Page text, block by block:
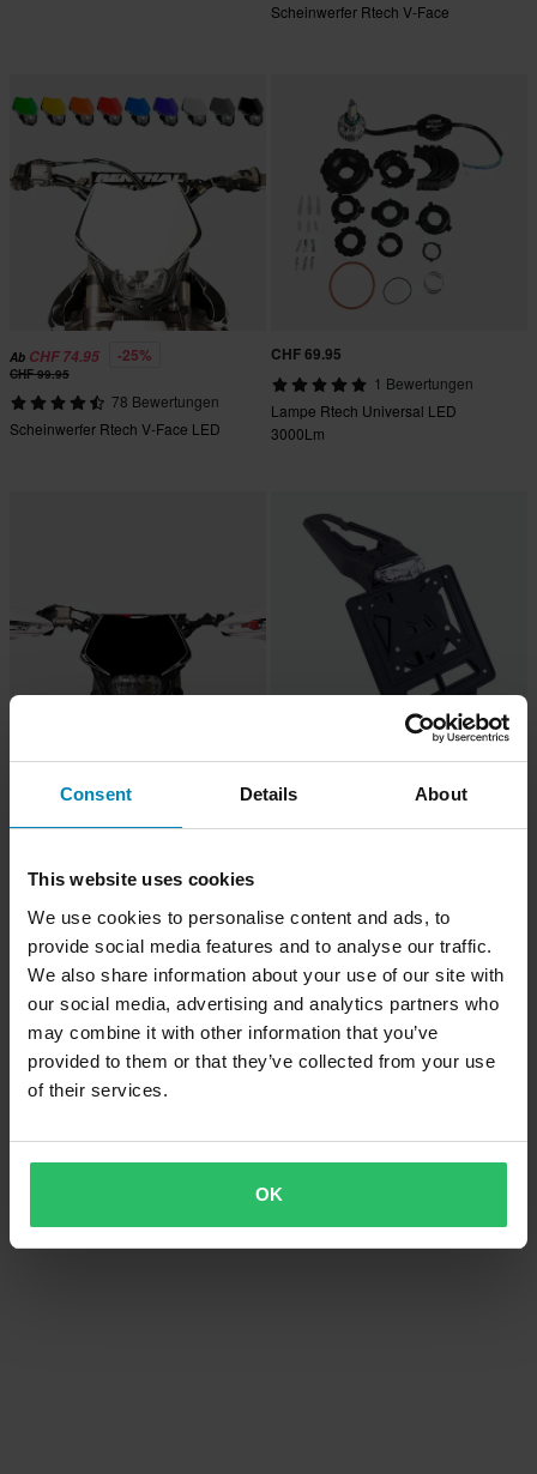
Consent Details About
This website uses cookies
We use cookies to personalise content and ads, to
provide social media features and to analyse our traffic.
We also share information about your use of our site with
our social media, advertising and analytics partners who
may combine it with other information that you’ve
provided to them or that they’ve collected from your use
of their services.
OK
Scheinwerfer Rtech V-Face
Ab CHF 74.95 -25%
CHF 99.95
78 Bewertungen
Scheinwerfer Rtech V-Face LED
CHF 69.95
1 Bewertungen
Lampe Rtech Universal LED
3000Lm
7 Bewertungen
Scheinwerfer Rtech V-Face Full LED
CHF 51.95